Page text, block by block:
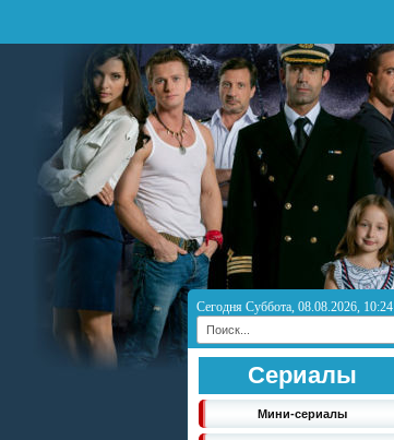
Сегодня Суббота, 08.08.2026, 10:24
Сериалы
Мини-сериалы